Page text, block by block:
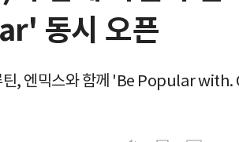
동시 오픈
, 엔믹스와 함께 'Be Popular with.